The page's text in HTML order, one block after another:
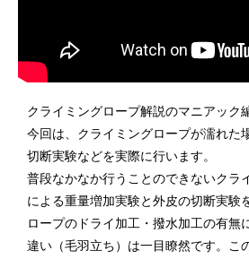
クライミングロープ解説のマニアック
今回は、クライミングロープが濡れた
切断実験などを実際に行います。
普段なかなか行うことのできないクラ
による重量増加実験と外皮の切断実験
ロープのドライ加工・撥水加工の有無
違い（毛羽立ち）は一目瞭然です。こ